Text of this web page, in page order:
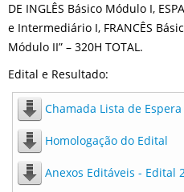
DE INGLÊS Básico Módulo I,
e Intermediário I, FRANCÊS
Módulo II” – 320H TOTAL.
Edital e Resultado:
Chamada Lista de
Homologação do Edital
Anexos Editáveis - Edital